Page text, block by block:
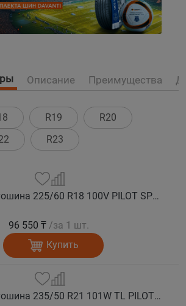
Описание Преимущества
R19
R20
R23
MICHELIN Автошина 225/60 R18 100V PILOT SPORT 4 SUV лето
96 550 ₸ /за 1 шт.
Купить
MICHELIN Автошина 235/50 R21 101W TL PILOT SPORT 4 SUV FRV лето